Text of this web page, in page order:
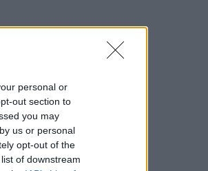
personal or
out section to
you may
us or personal
opt-out of the
of downstream